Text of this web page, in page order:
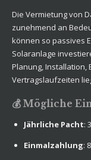
Die Vermietung von
zunehmend an
können so passives
Solaranlage
Planung, Installation,
Vertragslaufzeiten
💰 Mögliche
Jährliche Pacht:
Einmalzahlung: